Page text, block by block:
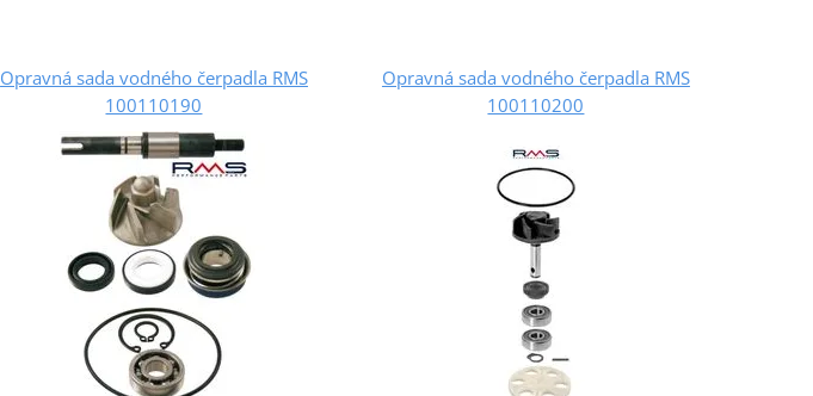
Opravná sada vodného čerpadla RMS
100110190
Opravná sada vodného čerpadla RMS
100110200